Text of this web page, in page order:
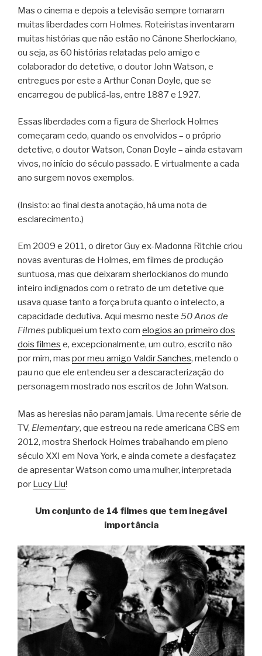
Mas o cinema e depois a televisão sempre tomaram
muitas liberdades com Holmes. Roteiristas inventaram
muitas histórias que não estão no Cânone Sherlockiano,
ou seja, as 60 histórias relatadas pelo amigo e
colaborador do detetive, o doutor John Watson, e
entregues por este a Arthur Conan Doyle, que se
encarregou de publicá-las, entre 1887 e 1927.
Essas liberdades com a figura de Sherlock Holmes
começaram cedo, quando os envolvidos – o próprio
detetive, o doutor Watson, Conan Doyle – ainda estavam
vivos, no início do século passado. E virtualmente a cada
ano surgem novos exemplos.
(Insisto: ao final desta anotação, há uma nota de
esclarecimento.)
Em 2009 e 2011, o diretor Guy ex-Madonna Ritchie criou
novas aventuras de Holmes, em filmes de produção
suntuosa, mas que deixaram sherlockianos do mundo
inteiro indignados com o retrato de um detetive que
usava quase tanto a força bruta quanto o intelecto, a
capacidade dedutiva. Aqui mesmo neste 50 Anos de
Filmes publiquei um texto com elogios ao primeiro dos
dois filmes e, excepcionalmente, um outro, escrito não
por mim, mas por meu amigo Valdir Sanches, metendo o
pau no que ele entendeu ser a descaracterização do
personagem mostrado nos escritos de John Watson.
Mas as heresias não param jamais. Uma recente série de
TV, Elementary, que estreou na rede americana CBS em
2012, mostra Sherlock Holmes trabalhando em pleno
século XXI em Nova York, e ainda comete a desfaçatez
de apresentar Watson como uma mulher, interpretada
por Lucy Liu!
Um conjunto de 14 filmes que tem inegável
importância